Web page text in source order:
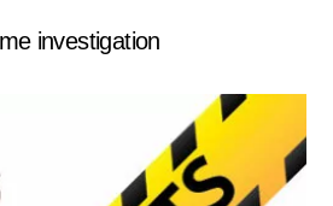
investigation